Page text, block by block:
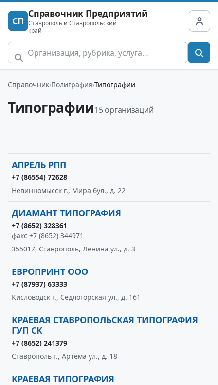
СП
Справочник Предприятий
Ставрополь и Ставропольский
край
Справочник Полиграфия Типографии
Типографии15 организаций
АПРЕЛЬ РПП
+7 (86554) 72628
Невинномысск г., Мира бул., д. 22
ДИАМАНТ ТИПОГРАФИЯ
+7 (8652) 328361
факс +7 (8652) 344971
355017, Ставрополь, Ленина ул., д. 3
ЕВРОПРИНТ ООО
+7 (87937) 63333
Кисловодск г., Седлогорская ул., д. 161
КРАЕВАЯ СТАВРОПОЛЬСКАЯ ТИПОГРАФИЯ
ГУП СК
+7 (8652) 241379
Ставрополь г., Артема ул., д. 18
КРАЕВАЯ ТИПОГРАФИЯ